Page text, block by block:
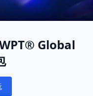
Global